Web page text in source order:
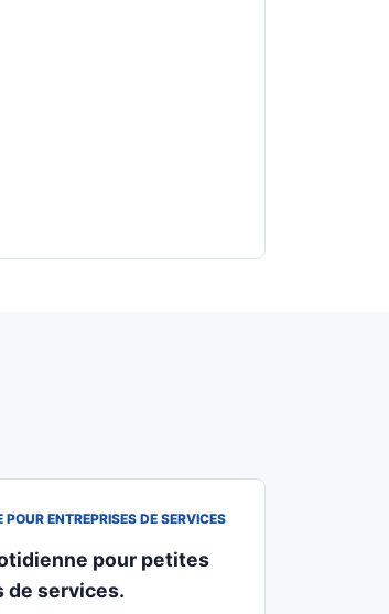
ENTREPRISES DE SERVICES
pour petites
de services.